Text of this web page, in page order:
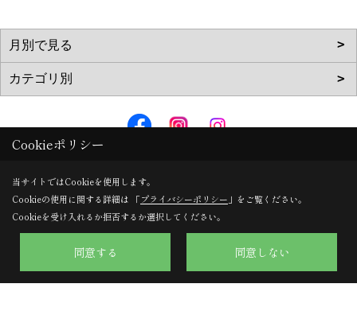
〒617-0002
京都府向日市寺戸町向畑52-12
TEL：0120-57-0707/075-924-0707
FAX：075-924-0770
Cookieポリシー
当サイトではCookieを使用します。
Cookieの使用に関する詳細は 「プライバシーポリシー 」をご覧ください。
Cookieを受け入れるか拒否するか選択してください。
同意する 同意しない